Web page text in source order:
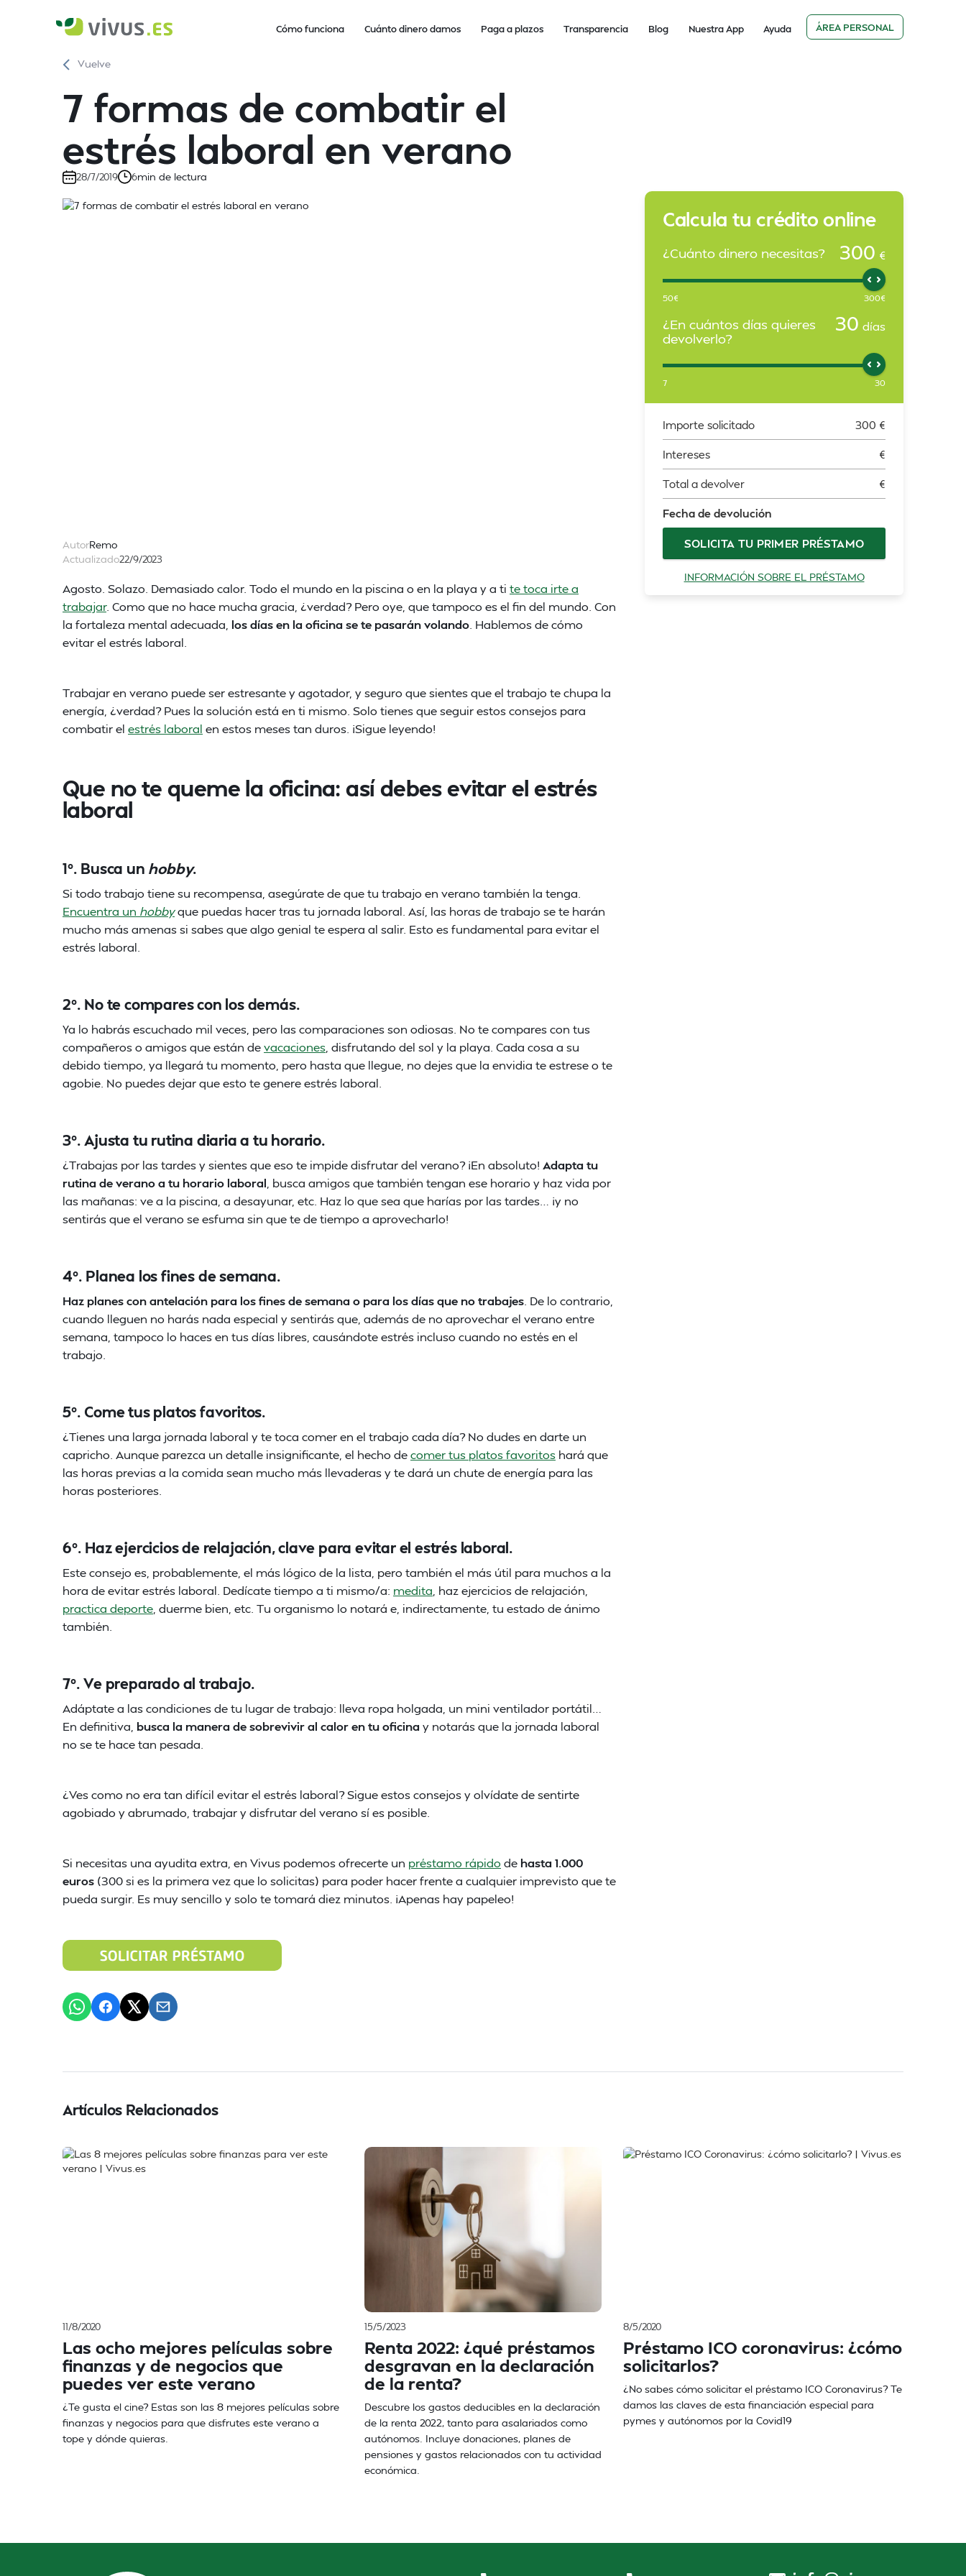
Cómo funciona Cuánto dinero damos Paga a plazos Transparencia Blog Nuestra App Ayuda ÁREA PERSONAL
Vuelve
7 formas de combatir el
estrés laboral en verano
28/7/2019 6min de lectura
AutorRemo
Actualizado22/9/2023
Agosto. Solazo. Demasiado calor. Todo el mundo en la piscina o en la playa y a ti te toca irte a
trabajar. Como que no hace mucha gracia, ¿verdad? Pero oye, que tampoco es el fin del mundo. Con
la fortaleza mental adecuada, los días en la oficina se te pasarán volando . Hablemos de cómo
evitar el estrés laboral.
Trabajar en verano puede ser estresante y agotador, y seguro que sientes que el trabajo te chupa la
energía, ¿verdad? Pues la solución está en ti mismo. Solo tienes que seguir estos consejos para
combatir el estrés laboral en estos meses tan duros. ¡Sigue leyendo!
Que no te queme la oficina: así debes evitar el estrés
laboral
1º. Busca un hobby.
Si todo trabajo tiene su recompensa, asegúrate de que tu trabajo en verano también la tenga.
Encuentra un hobbyque puedas hacer tras tu jornada laboral. Así, las horas de trabajo se te harán
mucho más amenas si sabes que algo genial te espera al salir. Esto es fundamental para evitar el
estrés laboral.
2º. No te compares con los demás.
Ya lo habrás escuchado mil veces, pero las comparaciones son odiosas. No te compares con tus
compañeros o amigos que están devacaciones , disfrutando del sol y la playa. Cada cosa a su
debido tiempo, ya llegará tu momento, pero hasta que llegue, no dejes que la envidia te estrese o te
agobie. No puedes dejar que esto te genere estrés laboral.
3º. Ajusta tu rutina diaria a tu horario.
¿Trabajas por las tardes y sientes que eso te impide disfrutar del verano? ¡En absoluto! Adapta tu
rutina de verano a tu horario laboral , busca amigos que también tengan ese horario y haz vida por
las mañanas: ve a la piscina, a desayunar, etc. Haz lo que sea que harías por las tardes… ¡y no
sentirás que el verano se esfuma sin que te de tiempo a aprovecharlo!
4º. Planea los fines de semana.
Haz planes con antelación para los fines de semana o para los días que no trabajes . De lo contrario,
cuando lleguen no harás nada especial y sentirás que, además de no aprovechar el verano entre
semana, tampoco lo haces en tus días libres, causándote estrés incluso cuando no estés en el
trabajo.
5º. Come tus platos favoritos.
¿Tienes una larga jornada laboral y te toca comer en el trabajo cada día? No dudes en darte un
capricho. Aunque parezca un detalle insignificante, el hecho decomer tus platos favoritos hará que
las horas previas a la comida sean mucho más llevaderas y te dará un chute de energía para las
horas posteriores.
6º. Haz ejercicios de relajación, clave para evitar el estrés laboral.
Este consejo es, probablemente, el más lógico de la lista, pero también el más útil para muchos a la
hora de evitar estrés laboral. Dedícate tiempo a ti mismo/a: medita , haz ejercicios de relajación,
practica deporte , duerme bien, etc. Tu organismo lo notará e, indirectamente, tu estado de ánimo
también.
7º. Ve preparado al trabajo.
Adáptate a las condiciones de tu lugar de trabajo: lleva ropa holgada, un mini ventilador portátil…
En definitiva, busca la manera de sobrevivir al calor en tu oficina y notarás que la jornada laboral
no se te hace tan pesada.
¿Ves como no era tan difícil evitar el estrés laboral? Sigue estos consejos y olvídate de sentirte
agobiado y abrumado, trabajar y disfrutar del verano sí es posible.
Si necesitas una ayudita extra, en Vivus podemos ofrecerte un préstamo rápido de hasta 1.000
euros (300 si es la primera vez que lo solicitas) para poder hacer frente a cualquier imprevisto que te
pueda surgir. Es muy sencillo y solo te tomará diez minutos. ¡Apenas hay papeleo!
Calcula tu crédito online
¿Cuánto dinero necesitas? 300 €
50€ 300€
¿En cuántos días quieres
devolverlo?
30 días
7 30
Importe solicitado 300 €
Intereses €
Total a devolver €
Fecha de devolución
SOLICITA TU PRIMER PRÉSTAMO
INFORMACIÓN SOBRE EL PRÉSTAMO
Artículos Relacionados
11/8/2020
Las ocho mejores películas sobre
finanzas y de negocios que
puedes ver este verano
¿Te gusta el cine? Estas son las 8 mejores películas sobre
finanzas y negocios para que disfrutes este verano a
tope y dónde quieras.
15/5/2023
Renta 2022: ¿qué préstamos
desgravan en la declaración
de la renta?
Descubre los gastos deducibles en la declaración
de la renta 2022, tanto para asalariados como
autónomos. Incluye donaciones, planes de
pensiones y gastos relacionados con tu actividad
económica.
8/5/2020
Préstamo ICO coronavirus: ¿cómo
solicitarlos?
¿No sabes cómo solicitar el préstamo ICO Coronavirus? Te
damos las claves de esta financiación especial para
pymes y autónomos por la Covid19